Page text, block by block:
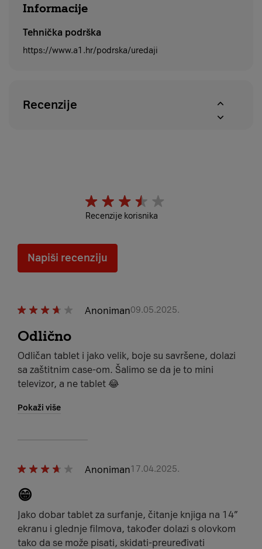
Informacije
Tehnička podrška
https://www.a1.hr/podrska/uredaji
Recenzije
Recenzije korisnika
Napiši recenziju
Anoniman09.05.2025.
Odlično
Odličan tablet i jako velik, boje su savršene, dolazi
sa zaštitnim case-om. Šalimo se da je to mini
televizor, a ne tablet 😂
Pokaži više
Anoniman17.04.2025.
😁
Jako dobar tablet za surfanje, čitanje knjiga na 14”
ekranu i glednje filmova, također dolazi s olovkom
tako da se može pisati, skidati-preuređivati